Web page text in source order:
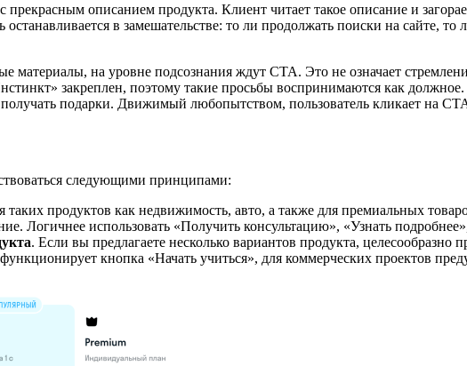
описанием продукта. Клиент читает такое описание и
в замешательстве: то ли продолжать поиски на сайте, то
материалы, на уровне подсознания ждут CTA. Это не означает
закреплен, поэтому такие просьбы воспринимаются как
подарки. Движимый любопытством, пользователь кликает на
следующими принципами:
таких продуктов как недвижимость, авто, а также для премиальных
Логичнее использовать «Получить консультацию», «Узнать
. Если вы предлагаете несколько вариантов продукта,
кнопка «Начать учиться», для коммерческих проектов